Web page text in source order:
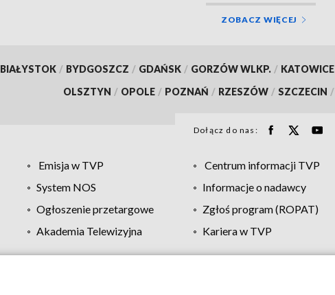
ZOBACZ WIĘCEJ
BIAŁYSTOK / BYDGOSZCZ / GDAŃSK / GORZÓW WLKP. / KATOWICE
OLSZTYN / OPOLE / POZNAŃ / RZESZÓW / SZCZECIN /
Dołącz do nas:
Emisja w TVP Centrum informacji TVP
System NOS Informacje o nadawcy
Ogłoszenie przetargowe Zgłoś program (ROPAT)
Akademia Telewizyjna Kariera w TVP